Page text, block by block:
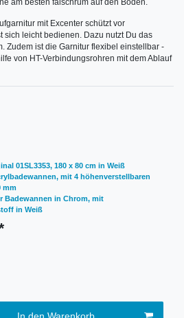
mit Excenter schützt vor
sich leicht bedienen. Dazu nutzt Du das
Zudem ist die Garnitur flexibel einstellbar -
von HT-Verbindungsrohren mit dem Ablauf
01SL3353, 180 x 80 cm in Weiß
mit 4 höhenverstellbaren
mm
Badewannen in Chrom, mit
in Weiß
In den Warenkorb